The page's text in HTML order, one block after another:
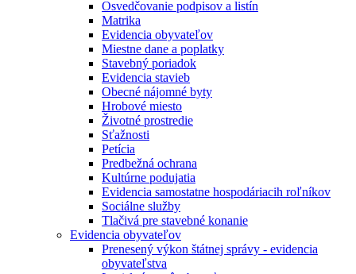
Osvedčovanie podpisov a listín
Matrika
Evidencia obyvateľov
Miestne dane a poplatky
Stavebný poriadok
Evidencia stavieb
Obecné nájomné byty
Hrobové miesto
Životné prostredie
Sťažnosti
Petícia
Predbežná ochrana
Kultúrne podujatia
Evidencia samostatne hospodáriacih roľníkov
Sociálne služby
Tlačivá pre stavebné konanie
Evidencia obyvateľov
Prenesený výkon štátnej správy - evidencia
obyvateľstva